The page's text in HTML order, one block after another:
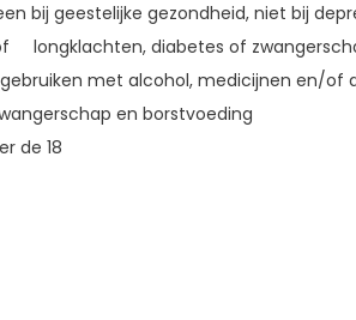
bij geestelijke gezondheid, niet bij
longklachten, diabetes of
met alcohol, medicijnen en/of
en borstvoeding
de 18